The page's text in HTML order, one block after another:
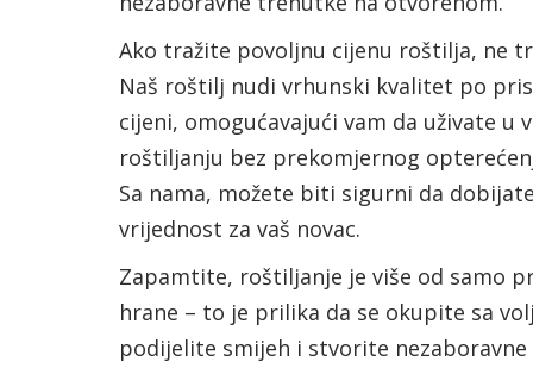
Ako tražite povoljnu cijenu roštilja, ne
Naš roštilj nudi vrhunski kvalitet po
cijeni, omogućavajući vam da uživate u
roštiljanju bez prekomjernog
Sa nama, možete biti sigurni da
vrijednost za vaš novac.
Zapamtite, roštiljanje je više od samo
hrane – to je prilika da se okupite sa
podijelite smijeh i stvorite nezaboravne